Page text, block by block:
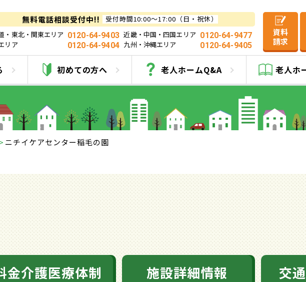
無料電話相談受付中!!
受付時間10:00～17:00（日・祝休）
・東北・関東エリア 0120-64-9403 近畿・中国・四国エリア 0120-64-9477
リア
0120-64-9404 九州・沖縄エリア 0120-64-9405
資料
請求
初めての方へ 老人ホームQ&A 老人ホ
イケアセンター稲毛の園
ニチイケアセンター稲毛の園
金介護医療体制 施設詳細情報 交